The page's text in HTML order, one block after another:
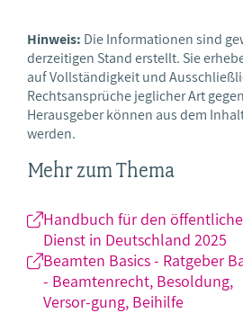
Hinweis: Die Informationen sind
derzeitigen Stand erstellt. Sie
auf Vollständigkeit und
Rechtsansprüche jeglicher Art
Herausgeber können aus dem
werden.
Mehr zum Thema
Handbuch für den
Dienst in Deutschland 2025
Beamten Basics - Ratgeber
- Beamtenrecht, Besoldung,
Versor-gung, Beihilfe